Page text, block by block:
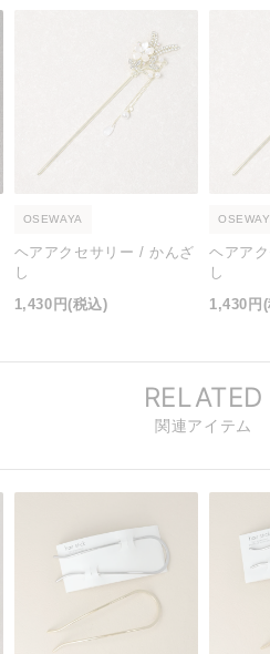
OSEWAYA
ヘアアクセサリー / かんざ
し
1,430円(税込)
ヘアア
し
1,430円
RELATED
関連アイテム